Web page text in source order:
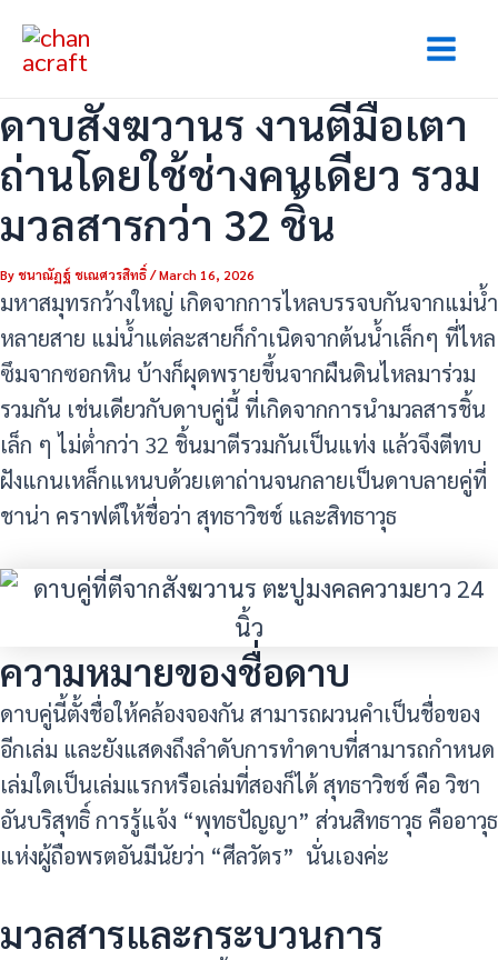
Skip
ดาบสังฆวานร งานตีมือเตา
ถ่านโดยใช้ช่างคนเดียว รวม
มวลสารกว่า 32 ชิ้น
Byชนาณัฏฐ์ ชเณศวรสิทธิ์/March 16, 2026
มหาสมุทรกว้างใหญ่ เกิดจากการไหลบรรจบกันจากแม่น้ำ
หลายสาย แม่น้ำแต่ละสายก็กำเนิดจากต้นน้ำเล็กๆ ที่ไหล
ซึมจากซอกหิน บ้างก็ผุดพรายขึ้นจากผืนดินไหลมาร่วม
รวมกัน เช่นเดียวกับดาบคู่นี้ ที่เกิดจากการนำมวลสารชิ้น
เล็ก ๆ ไม่ต่ำกว่า 32 ชิ้นมาตีรวมกันเป็นแท่ง แล้วจึงตีทบ
ฝังแกนเหล็กแหนบด้วยเตาถ่านจนกลายเป็นดาบลายคู่ที่
ชาน่า คราฟต์ให้ชื่อว่า สุทธาวิชช์ และสิทธาวุธ
ความหมายของชื่อดาบ
ดาบคู่นี้ตั้งชื่อให้คล้องจองกัน สามารถผวนคำเป็นชื่อของ
อีกเล่ม และยังแสดงถึงลำดับการทำดาบที่สามารถกำหนด
เล่มใดเป็นเล่มแรกหรือเล่มที่สองก็ได้ สุทธาวิชช์ คือ วิชา
อันบริสุทธิ์ การรู้แจ้ง “พุทธปัญญา” ส่วนสิทธาวุธ คืออาวุธ
แห่งผู้ถือพรตอันมีนัยว่า “ศีลวัตร” นั่นเองค่ะ
มวลสารและกระบวนการ
Post
navigation